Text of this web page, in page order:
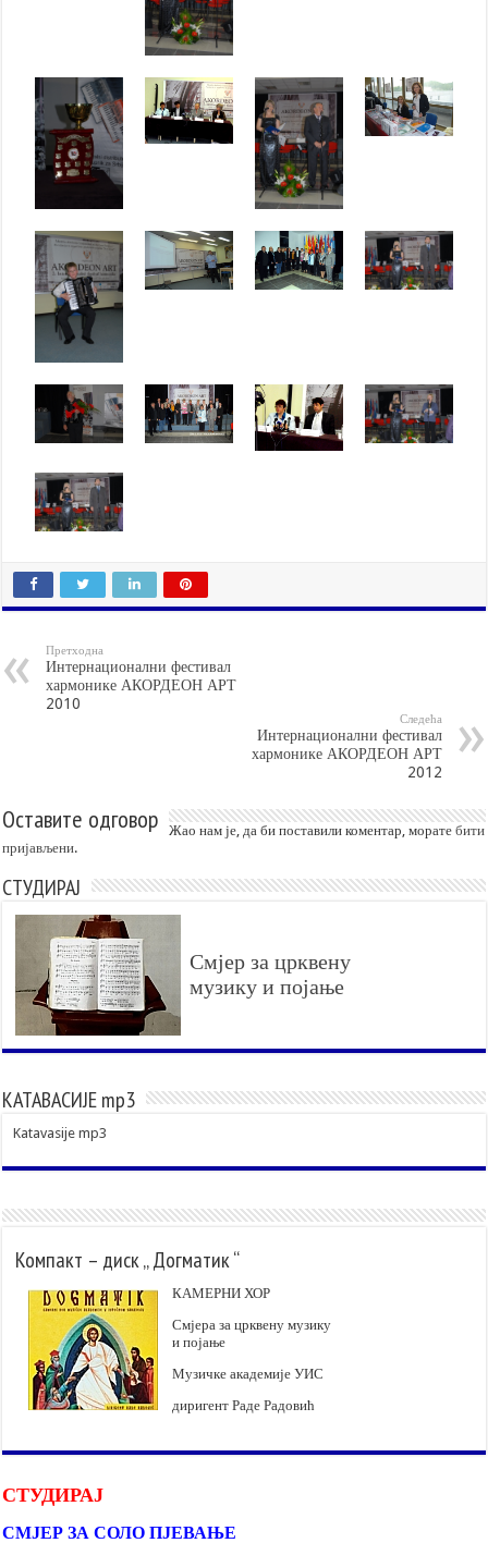
Претходна
Интернационални фестивал
хармонике АКОРДЕОН АРТ
2010
Следећа
Интернационални фестивал
хармонике АКОРДЕОН АРТ
2012
Оставите одговор Жао нам је, да би поставили коментар, моратебити
пријављени.
СТУДИРАЈ
Смјер за црквену
музику и појање
КАТАВАСИЈЕ mp3
Katavasije mp3
Компакт – диск „ Догматик “
КАМЕРНИ ХОР
Смјера за црквену музику
и појање
Музичке академије УИС
диригент Раде Радовић
СТУДИРАЈ
СМЈЕР ЗА СОЛО ПЈЕВАЊЕ